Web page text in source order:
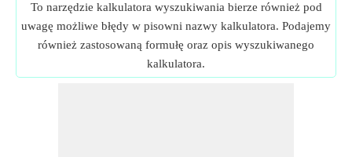
To narzędzie kalkulatora wyszukiwania bierze również pod
uwagę możliwe błędy w pisowni nazwy kalkulatora. Podajemy
również zastosowaną formułę oraz opis wyszukiwanego
kalkulatora.